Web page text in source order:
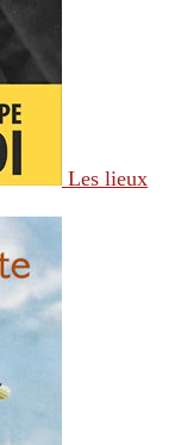
Les lieux